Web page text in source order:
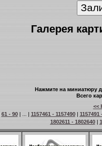
Галерея
Нажмите на миниатюру
Всего
<<
61 - 90| ... | 1157461 - 1157490| 1157491
1802611 - 1802640|